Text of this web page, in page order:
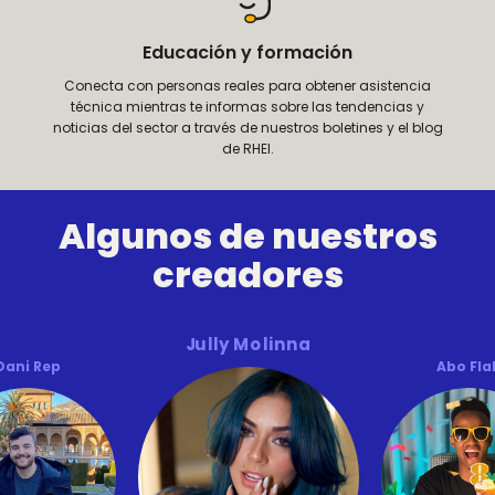
Educación y formación
Conecta con personas reales para obtener asistencia
técnica mientras te informas sobre las tendencias y
noticias del sector a través de nuestros boletines y el blog
de RHEI.
Algunos de nuestros
creadores
Rep
Jully Molinna
Abo